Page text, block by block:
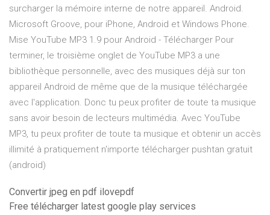
surcharger la mémoire interne de notre appareil. Android.
Microsoft Groove, pour iPhone, Android et Windows Phone.
Mise YouTube MP3 1.9 pour Android - Télécharger Pour
terminer, le troisième onglet de YouTube MP3 a une
bibliothèque personnelle, avec des musiques déjà sur ton
appareil Android de même que de la musique téléchargée
avec l'application. Donc tu peux profiter de toute ta musique
sans avoir besoin de lecteurs multimédia. Avec YouTube
MP3, tu peux profiter de toute ta musique et obtenir un accès
illimité à pratiquement n'importe télécharger pushtan gratuit
(android)
Convertir jpeg en pdf ilovepdf
Free télécharger latest google play services